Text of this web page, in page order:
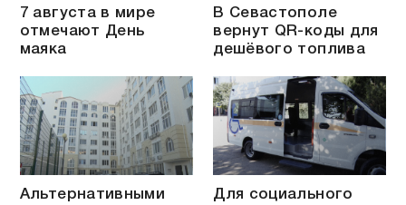
7 августа в мире
отмечают День
маяка
В Севастополе
вернут QR-коды для
дешёвого топлива
Альтернативными
Для социального